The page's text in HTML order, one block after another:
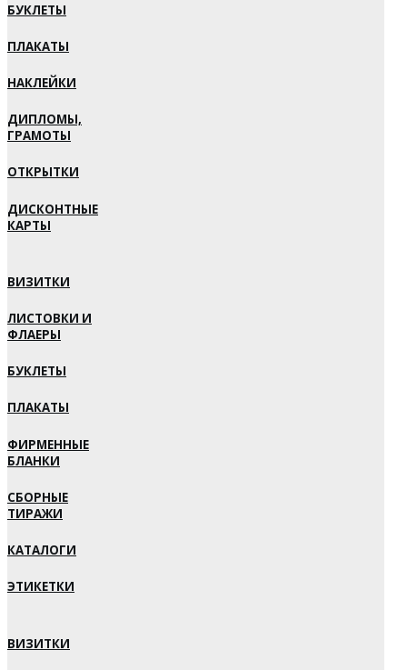
БУКЛЕТЫ
ПЛАКАТЫ
НАКЛЕЙКИ
ДИПЛОМЫ,
ГРАМОТЫ
ОТКРЫТКИ
ДИСКОНТНЫЕ
КАРТЫ
ВИЗИТКИ
ЛИСТОВКИ И
ФЛАЕРЫ
БУКЛЕТЫ
ПЛАКАТЫ
ФИРМЕННЫЕ
БЛАНКИ
СБОРНЫЕ
ТИРАЖИ
КАТАЛОГИ
ЭТИКЕТКИ
ВИЗИТКИ